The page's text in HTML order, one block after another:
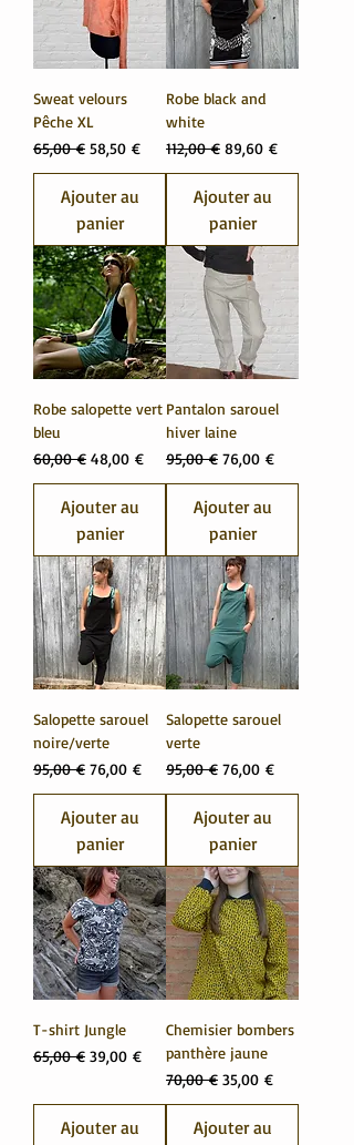
Sweat velours
Pêche XL
Prix original
65,00 € Prix promotionnel
58,50 €
Ajouter au
panier
Robe black and
white
Prix original
112,00 € Prix promotionnel
89,60 €
Ajouter au
panier
Robe salopette vert
bleu
Prix original
60,00 € Prix promotionnel
48,00 €
Ajouter au
panier
Pantalon sarouel
hiver laine
Prix original
95,00 € Prix promotionnel
76,00 €
Ajouter au
panier
Salopette sarouel
noire/verte
Prix original
95,00 € Prix promotionnel
76,00 €
Ajouter au
panier
Salopette sarouel
verte
Prix original
95,00 € Prix promotionnel
76,00 €
Ajouter au
panier
T-shirt Jungle
Prix original
65,00 € Prix promotionnel
39,00 €
Ajouter au
Chemisier bombers
panthère jaune
Prix original
70,00 € Prix promotionnel
35,00 €
Ajouter au